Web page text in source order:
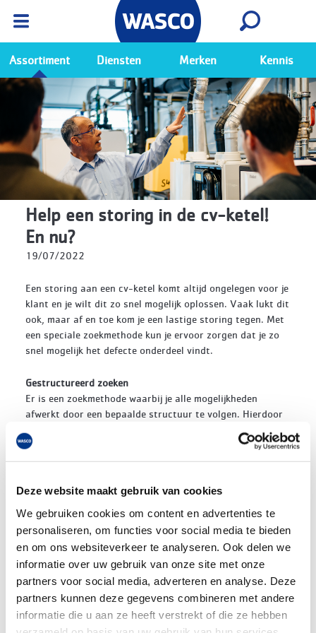
Deze website maakt gebruik van cookies
We gebruiken cookies om content en advertenties te
personaliseren, om functies voor social media te bieden
en om ons websiteverkeer te analyseren. Ook delen we
informatie over uw gebruik van onze site met onze
partners voor social media, adverteren en analyse. Deze
partners kunnen deze gegevens combineren met andere
informatie die u aan ze heeft verstrekt of die ze hebben
Ga naar de Wasco app
Bekijk
Assortiment Diensten Merken Kennis
Help een storing in de cv-ketel!
En nu?
19/07/2022
Een storing aan een cv-ketel komt altijd ongelegen voor je
klant en je wilt dit zo snel mogelijk oplossen. Vaak lukt dit
ook, maar af en toe kom je een lastige storing tegen. Met
een speciale zoekmethode kun je ervoor zorgen dat je zo
snel mogelijk het defecte onderdeel vindt.
Gestructureerd zoeken
Er is een zoekmethode waarbij je alle mogelijkheden
afwerkt door een bepaalde structuur te volgen. Hierdoor
zie je niets over het hoofd en werk je efficiënter. Zo
bespaar je dus tijd en kosten.
kenmerken je waarneemt. De noodzakelijke
randvoorwaarden voor het functioneren van het toestel
zijn leidend en aan de hand hiervan ontdek je welk
onderdeel defect is.
Snel herkennen en oplossen
Met deze methode maakt het niet uit of je een toestel wel
of niet goed kent. Je kunt het probleem snel herkennen en
oplossen. Deze methode is door de opleiders van